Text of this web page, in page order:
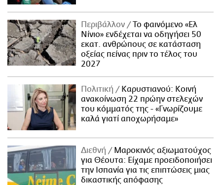
Περιβάλλον
Το φαινόμενο «Ελ
Νίνιο» ενδέχεται να οδηγήσει 50
εκατ. ανθρώπους σε κατάσταση
οξείας πείνας πριν το τέλος του
2027
Πολιτική
Καρυστιανού: Κοινή
ανακοίνωση 22 πρώην στελεχών
του κόμματός της - «Γνωρίζουμε
καλά γιατί αποχωρήσαμε»
Διεθνή
Μαροκινός αξιωματούχος
για Θέουτα: Είχαμε προειδοποιήσει
την Ισπανία για τις επιπτώσεις μιας
δικαστικής απόφασης